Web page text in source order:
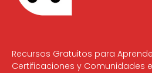
Recursos Gratuitos para
Certificaciones y Comunidades